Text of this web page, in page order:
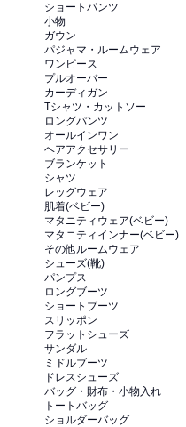
ショートパンツ
小物
ガウン
パジャマ・ルームウェア
ワンピース
プルオーバー
カーディガン
Tシャツ・カットソー
ロングパンツ
オールインワン
ヘアアクセサリー
ブランケット
シャツ
レッグウェア
肌着(ベビー)
マタニティウェア(ベビー)
マタニティインナー(ベビー)
その他ルームウェア
シューズ(靴)
パンプス
ロングブーツ
ショートブーツ
スリッポン
フラットシューズ
サンダル
ミドルブーツ
ドレスシューズ
バッグ・財布・小物入れ
トートバッグ
ショルダーバッグ